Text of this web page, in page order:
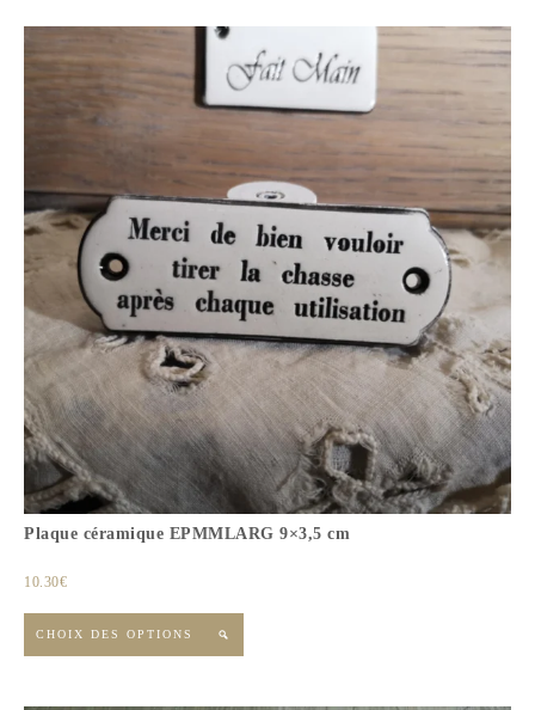
Plaque céramique EPMMLARG 9×3,5 cm
10.30€
CHOIX DES OPTIONS 